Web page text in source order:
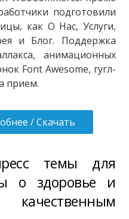
подготовили
как О Нас, Услуги,
и Блог. Поддержка
анимационных
Font Awesome, гугл-
прием.
/ Скачать
темы для
о здоровье и